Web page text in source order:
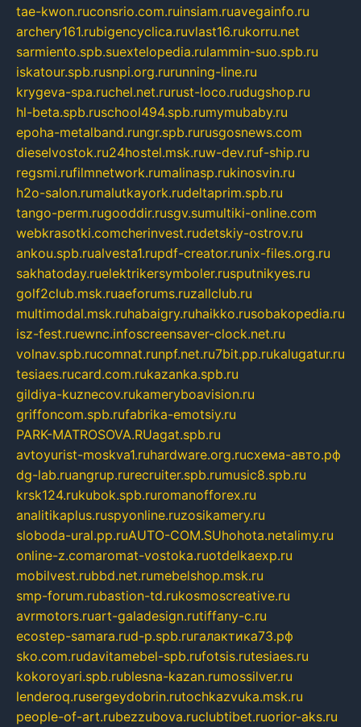
tae-kwon.ruconsrio.com.ruinsiam.ruavegainfo.ru
archery161.rubigencyclica.ruvlast16.rukorru.net
sarmiento.spb.suextelopedia.rulammin-suo.spb.ru
iskatour.spb.rusnpi.org.rurunning-line.ru
krygeva-spa.ruchel.net.rurust-loco.rudugshop.ru
hl-beta.spb.ruschool494.spb.rumymubaby.ru
epoha-metalband.rungr.spb.rurusgosnews.com
dieselvostok.ru24hostel.msk.ruw-dev.ruf-ship.ru
regsmi.rufilmnetwork.rumalinasp.rukinosvin.ru
h2o-salon.rumalutkayork.rudeltaprim.spb.ru
tango-perm.rugooddir.rusgv.sumultiki-online.com
webkrasotki.comcherinvest.rudetskiy-ostrov.ru
ankou.spb.rualvesta1.rupdf-creator.runix-files.org.ru
sakhatoday.ruelektrikersymboler.rusputnikyes.ru
golf2club.msk.ruaeforums.ruzallclub.ru
multimodal.msk.ruhabaigry.ruhaikko.rusobakopedia.ru
isz-fest.ruewnc.infoscreensaver-clock.net.ru
volnav.spb.rucomnat.runpf.net.ru7bit.pp.rukalugatur.ru
tesiaes.rucard.com.rukazanka.spb.ru
gildiya-kuznecov.rukameryboavision.ru
griffoncom.spb.rufabrika-emotsiy.ru
PARK-MATROSOVA.RUagat.spb.ru
avtoyurist-moskva1.ruhardware.org.ruсхема-авто.рф
dg-lab.ruangrup.rurecruiter.spb.rumusic8.spb.ru
krsk124.rukubok.spb.ruromanofforex.ru
analitikaplus.ruspyonline.ruzosikamery.ru
sloboda-ural.pp.ruAUTO-COM.SUhohota.netalimy.ru
online-z.comaromat-vostoka.ruotdelkaexp.ru
mobilvest.rubbd.net.rumebelshop.msk.ru
smp-forum.rubastion-td.rukosmoscreative.ru
avrmotors.ruart-galadesign.rutiffany-c.ru
ecostep-samara.rud-p.spb.ruгалактика73.рф
sko.com.rudavitamebel-spb.rufotsis.rutesiaes.ru
kokoroyari.spb.rublesna-kazan.rumossilver.ru
lenderoq.rusergeydobrin.rutochkazvuka.msk.ru
people-of-art.rubezzubova.ruclubtibet.ruorior-aks.ru